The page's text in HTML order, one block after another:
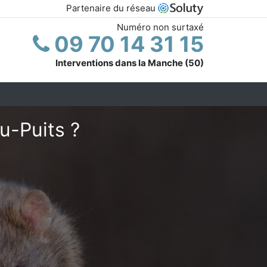
Partenaire du réseau
Numéro non surtaxé
09 70 14 31 15
Interventions dans la Manche (50)
Puits ?